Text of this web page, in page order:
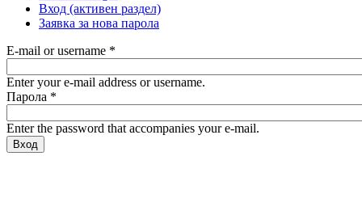
Вход (активен раздел)
Заявка за нова парола
E-mail or username *
Enter your e-mail address or username.
Парола *
Enter the password that accompanies your e-mail.